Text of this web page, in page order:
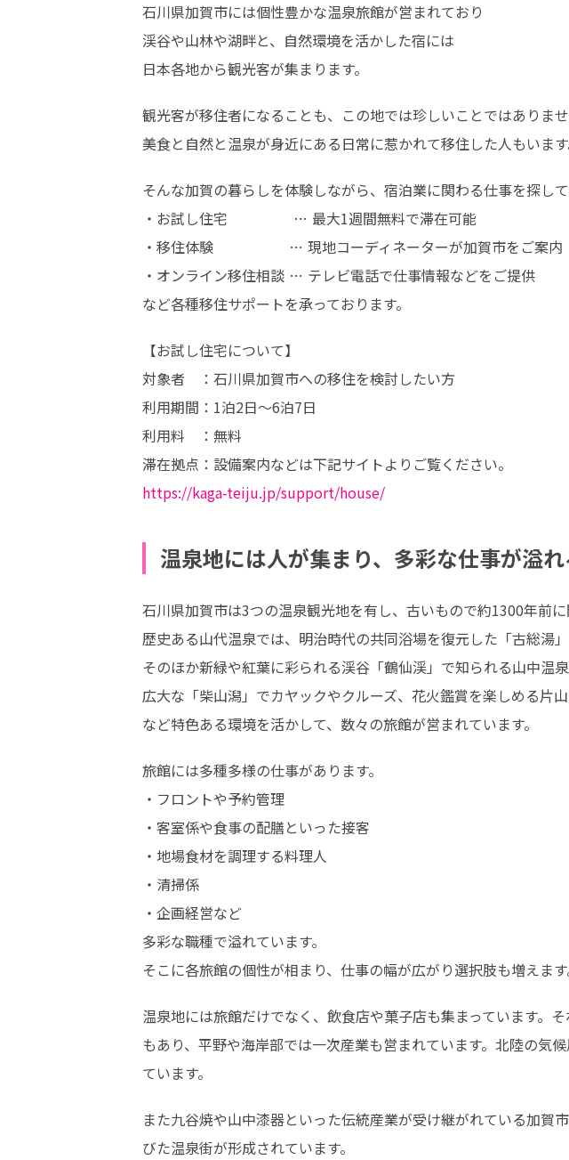
石川県加賀市には個性豊かな温泉旅館が営まれており
渓谷や山林や湖畔と、自然環境を活かした宿には
日本各地から観光客が集まります。
観光客が移住者になることも、この地では珍しいことではありませ
美食と自然と温泉が身近にある日常に惹かれて移住した人もいます
そんな加賀の暮らしを体験しながら、宿泊業に関わる仕事を探して
・お試し住宅 　　　　 … 最大1週間無料で滞在可能
・移住体験　　　　　 … 現地コーディネーターが加賀市をご案内
・オンライン移住相談 … テレビ電話で仕事情報などをご提供
など各種移住サポートを承っております。
【お試し住宅について】
対象者　：石川県加賀市への移住を検討したい方
利用期間：1泊2日～6泊7日
利用料　：無料
https://kaga-teiju.jp/support/house/
温泉地には人が集まり、多彩な仕事が溢れ
石川県加賀市は3つの温泉観光地を有し、古いもので約1300年前に
歴史ある山代温泉では、明治時代の共同浴場を復元した「古総湯」
そのほか新緑や紅葉に彩られる渓谷「鶴仙渓」で知られる山中温泉
広大な「柴山潟」でカヤックやクルーズ、花火鑑賞を楽しめる片
など特色ある環境を活かして、数々の旅館が営まれています。
旅館には多種多様の仕事があります。
・フロントや予約管理
・客室係や食事の配膳といった接客
・地場食材を調理する料理人
・清掃係
・企画経営など
多彩な職種で溢れています。
そこに各旅館の個性が相まり、仕事の幅が広がり選択肢も増えます
温泉地には旅館だけでなく、飲食店や菓子店も集まっています。
もあり、平野や海岸部では一次産業も営まれています。北陸の気
ています。
また九谷焼や山中漆器といった伝統産業が受け継がれている加
びた温泉街が形成されています。